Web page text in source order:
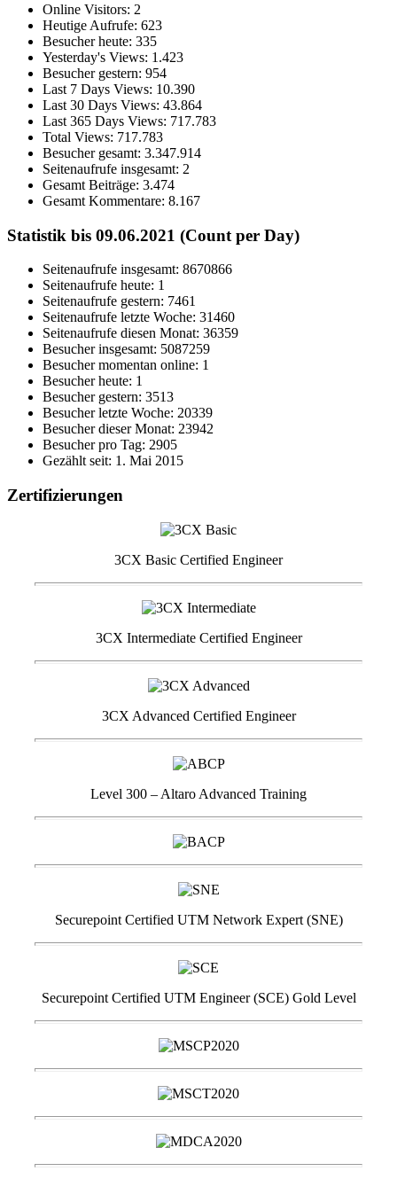
Online Visitors: 2
Heutige Aufrufe: 623
Besucher heute: 335
Yesterday's Views: 1.423
Besucher gestern: 954
Last 7 Days Views: 10.390
Last 30 Days Views: 43.864
Last 365 Days Views: 717.783
Total Views: 717.783
Besucher gesamt: 3.347.914
Seitenaufrufe insgesamt: 2
Gesamt Beiträge: 3.474
Gesamt Kommentare: 8.167
Statistik bis 09.06.2021 (Count per Day)
Seitenaufrufe insgesamt: 8670866
Seitenaufrufe heute: 1
Seitenaufrufe gestern: 7461
Seitenaufrufe letzte Woche: 31460
Seitenaufrufe diesen Monat: 36359
Besucher insgesamt: 5087259
Besucher momentan online: 1
Besucher heute: 1
Besucher gestern: 3513
Besucher letzte Woche: 20339
Besucher dieser Monat: 23942
Besucher pro Tag: 2905
Gezählt seit: 1. Mai 2015
Zertifizierungen
3CX Basic Certified Engineer
3CX Intermediate Certified Engineer
3CX Advanced Certified Engineer
Level 300 – Altaro Advanced Training
Securepoint Certified UTM Network Expert (SNE)
Securepoint Certified UTM Engineer (SCE) Gold Level